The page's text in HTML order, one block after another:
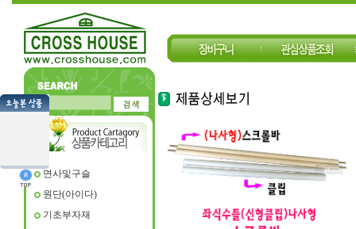
면사및구슬
원단(아이다)
기초부자재